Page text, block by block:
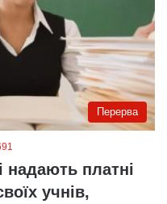
Перерва
надають платні
учнів,